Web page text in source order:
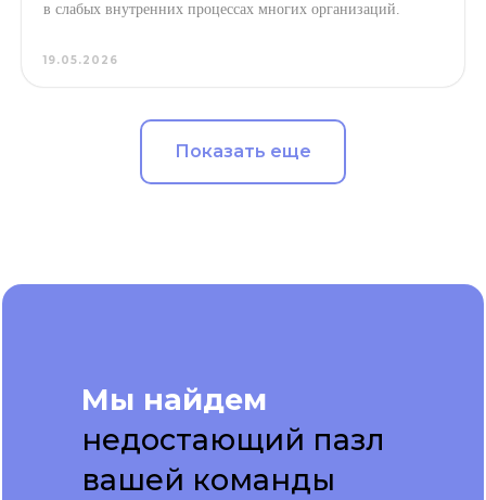
в слабых внутренних процессах многих организаций.
19.05.2026
Показать еще
Мы найдем
недостающий пазл
вашей команды